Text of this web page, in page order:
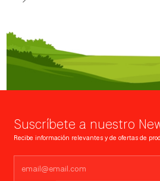
Suscríbete a nuestro
Recibe información relevantes y de ofertas de